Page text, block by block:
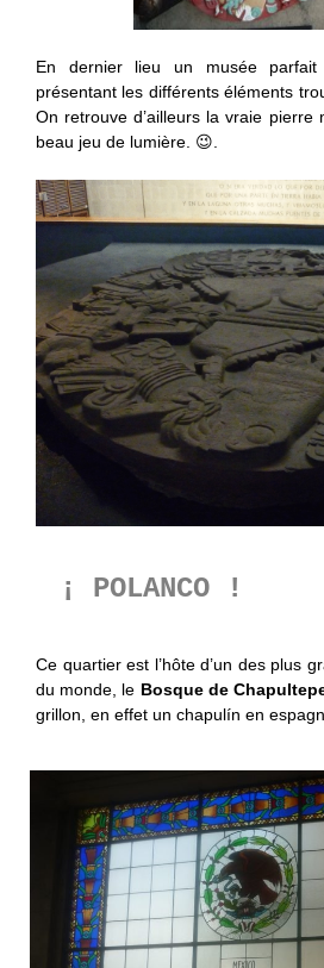
En dernier lieu un musée
présentant les différents éléments
On retrouve d’ailleurs la vraie pierre
beau jeu de lumière. 😉.
¡ POLANCO !
Ce quartier est l’hôte d’un des plus
du monde, le Bosque de
grillon, en effet un chapulín en